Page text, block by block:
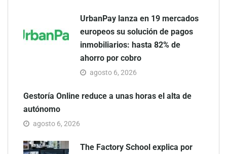
UrbanPay lanza en 19 mercados
europeos su solución de pagos
inmobiliarios: hasta 82% de
ahorro por cobro
agosto 6, 2026
Gestoría Online reduce a unas horas el alta de
autónomo
agosto 6, 2026
The Factory School explica por